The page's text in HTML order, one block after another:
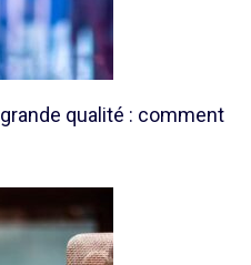
qualité : comment